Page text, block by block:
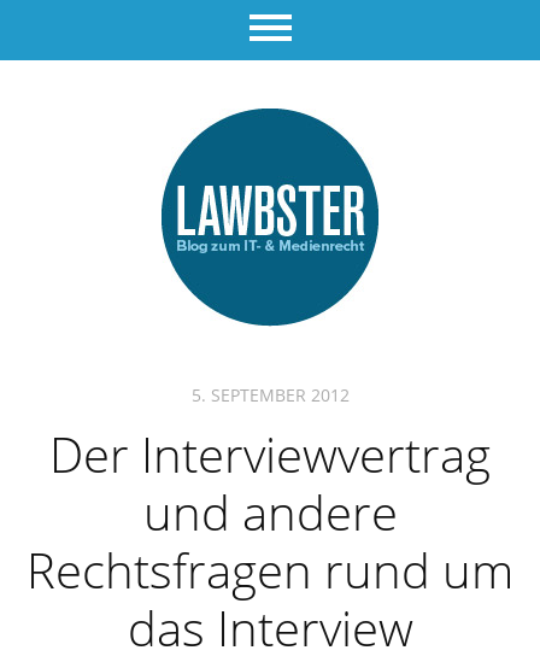
5. SEPTEMBER 2012
Der Interviewvertrag
und andere
Rechtsfragen rund um
das Interview